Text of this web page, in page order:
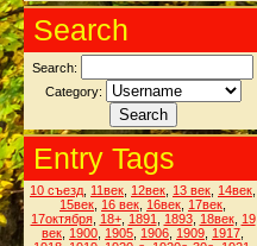
Search
Search:
Category:
Entry Tags
10 съезд 11век 12век 13 век 14век
15век 16 век 16век 17век
17октября, 18+, 1891 1893, 18век, 19
век 1900 1905 1906 1909 1917